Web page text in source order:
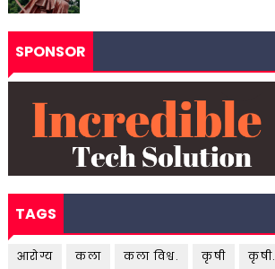
SPONSOR
TAGS
आरोग्य कला कला विश्व. कृषी कृषी.